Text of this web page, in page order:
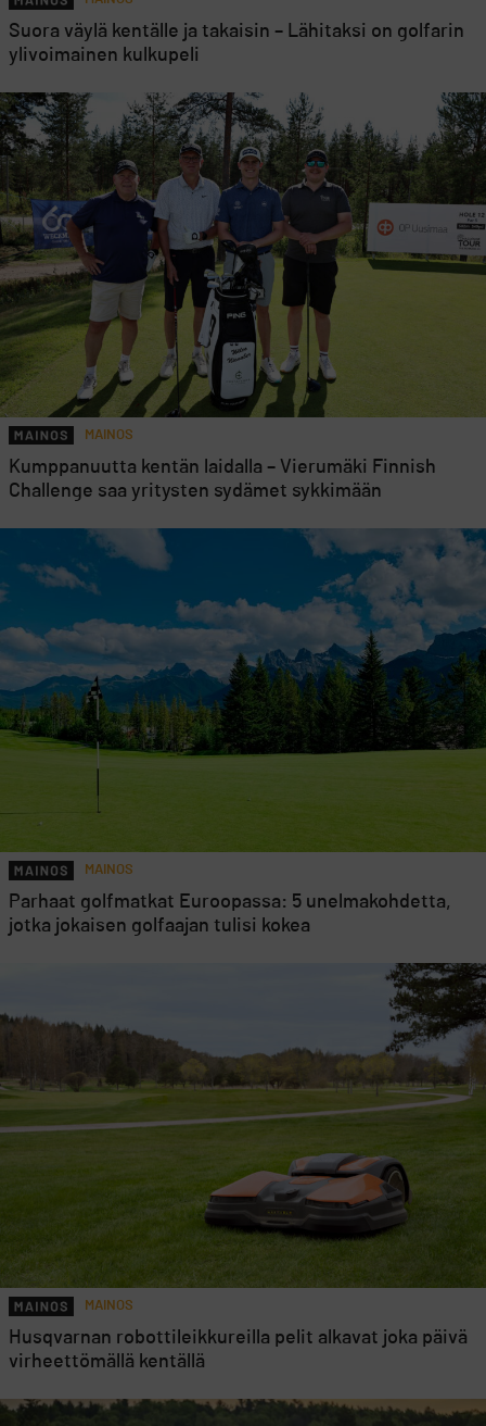
Suora väylä kentälle ja takaisin – Lähitaksi on golfarin
ylivoimainen kulkupeli
MAINOS
Kumppanuutta kentän laidalla – Vierumäki Finnish
Challenge saa yritysten sydämet sykkimään
MAINOS
Parhaat golfmatkat Euroopassa: 5 unelmakohdetta,
jotka jokaisen golfaajan tulisi kokea
MAINOS
Husqvarnan robottileikkureilla pelit alkavat joka päivä
virheettömällä kentällä